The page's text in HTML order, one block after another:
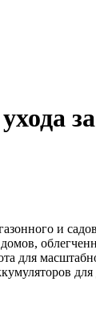
и
домов,
для